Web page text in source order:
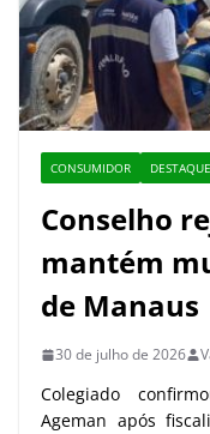
CONSUMIDOR DESTAQUE
Conselho
mantém
de Manaus
30 de julho de 2026
Colegiado
Ageman após